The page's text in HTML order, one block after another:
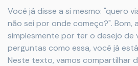
Você já disse a si mesmo: "quero
não sei por onde começo?". Bom,
simplesmente por ter o desejo de
perguntas como essa, você já
Neste texto, vamos compartilhar